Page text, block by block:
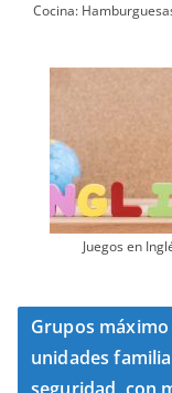
Cocina:
Juegos en
Grupos
unidades